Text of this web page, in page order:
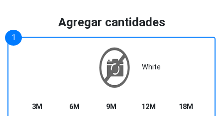
Etiqueta removible para personalización
sin inconvenientes.
Agregar cantidades
White
3M 6M 9M 12M 18M